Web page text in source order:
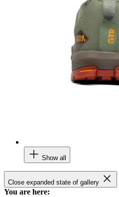
Show all
Close expanded state of gallery
You are here: